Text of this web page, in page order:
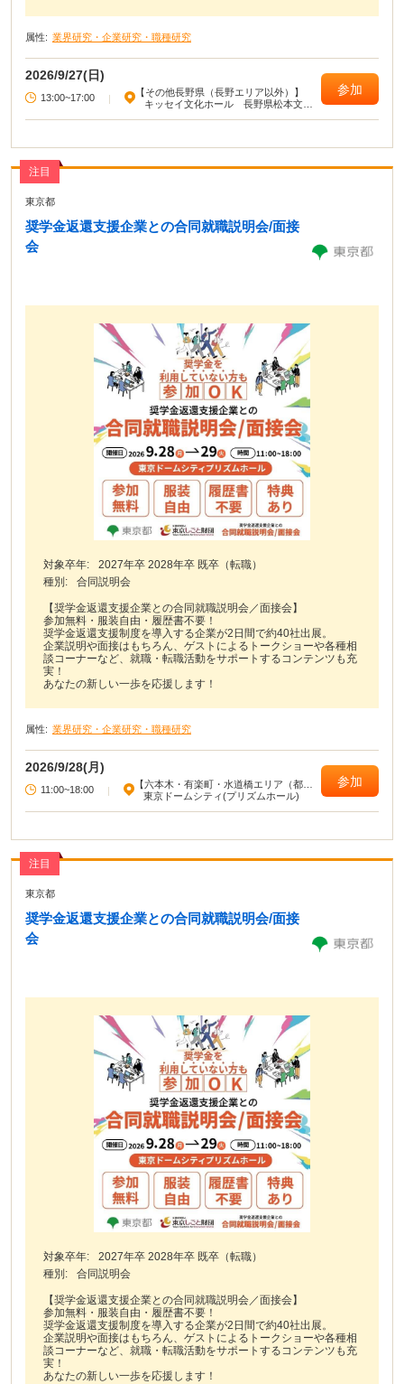
属性: 業界研究・企業研究・職種研究
2026/9/27(日)
13:00~17:00 |
【その他長野県（長野エリア以外）】
キッセイ文化ホール 長野県松本文化
参加
注目
東京都
奨学金返還支援企業との合同就職説明会/面接
会
対象卒年:
2027年卒 2028年卒 既卒（転職）
種別:
合同説明会
【奨学金返還支援企業との合同就職説明会／面接会】
参加無料・服装自由・履歴書不要！
奨学金返還支援制度を導入する企業が2日間で約40社出展。
企業説明や面接はもちろん、ゲストによるトークショーや各種相
談コーナーなど、就職・転職活動をサポートするコンテンツも充
実！
あなたの新しい一歩を応援します！
属性: 業界研究・企業研究・職種研究
2026/9/28(月)
11:00~18:00 |
【六本木・有楽町・水道橋エリア（都心
部東部）】
東京ドームシティ(プリズムホール)
参加
注目
東京都
奨学金返還支援企業との合同就職説明会/面接
会
対象卒年:
2027年卒 2028年卒 既卒（転職）
種別:
合同説明会
【奨学金返還支援企業との合同就職説明会／面接会】
参加無料・服装自由・履歴書不要！
奨学金返還支援制度を導入する企業が2日間で約40社出展。
企業説明や面接はもちろん、ゲストによるトークショーや各種相
談コーナーなど、就職・転職活動をサポートするコンテンツも充
実！
あなたの新しい一歩を応援します！